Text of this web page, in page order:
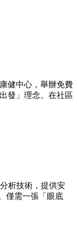
健中心，舉辦免費
發」理念。在社區
析技術，提供安
僅需一張「眼底